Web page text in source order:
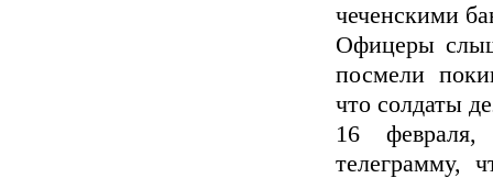
чеченскими
Офицеры
посмели
что солдаты
16 февраля,
телеграмму,